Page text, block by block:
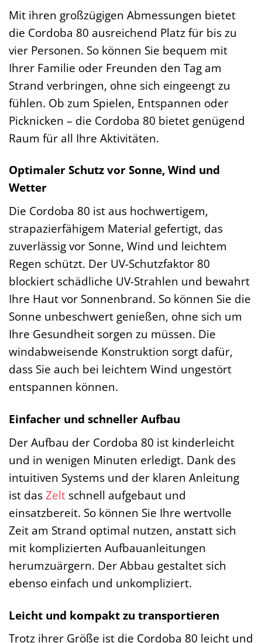
Mit ihren großzügigen Abmessungen bietet
die Cordoba 80 ausreichend Platz für bis zu
vier Personen. So können Sie bequem mit
Ihrer Familie oder Freunden den Tag am
Strand verbringen, ohne sich eingeengt zu
fühlen. Ob zum Spielen, Entspannen oder
Picknicken – die Cordoba 80 bietet genügend
Raum für all Ihre Aktivitäten.
Optimaler Schutz vor Sonne, Wind und
Wetter
Die Cordoba 80 ist aus hochwertigem,
strapazierfähigem Material gefertigt, das
zuverlässig vor Sonne, Wind und leichtem
Regen schützt. Der UV-Schutzfaktor 80
blockiert schädliche UV-Strahlen und bewahrt
Ihre Haut vor Sonnenbrand. So können Sie die
Sonne unbeschwert genießen, ohne sich um
Ihre Gesundheit sorgen zu müssen. Die
windabweisende Konstruktion sorgt dafür,
dass Sie auch bei leichtem Wind ungestört
entspannen können.
Einfacher und schneller Aufbau
Der Aufbau der Cordoba 80 ist kinderleicht
und in wenigen Minuten erledigt. Dank des
intuitiven Systems und der klaren Anleitung
ist dasZelt schnell aufgebaut und
einsatzbereit. So können Sie Ihre wertvolle
Zeit am Strand optimal nutzen, anstatt sich
mit komplizierten Aufbauanleitungen
herumzuärgern. Der Abbau gestaltet sich
ebenso einfach und unkompliziert.
Leicht und kompakt zu transportieren
Trotz ihrer Größe ist die Cordoba 80 leicht und